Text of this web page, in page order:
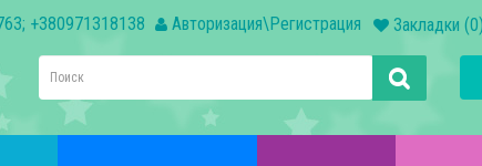
+380971318138 Авторизация\Регистрация Закладки (0)